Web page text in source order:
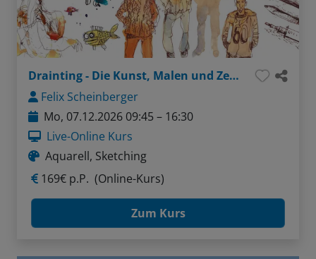
Drainting - Die Kunst, Malen und Zeichnen zu verbinden
Felix Scheinberger
Mo, 07.12.2026 09:45 – 16:30
Live-Online Kurs
Aquarell, Sketching
169€ p.P. (Online-Kurs)
Zum Kurs